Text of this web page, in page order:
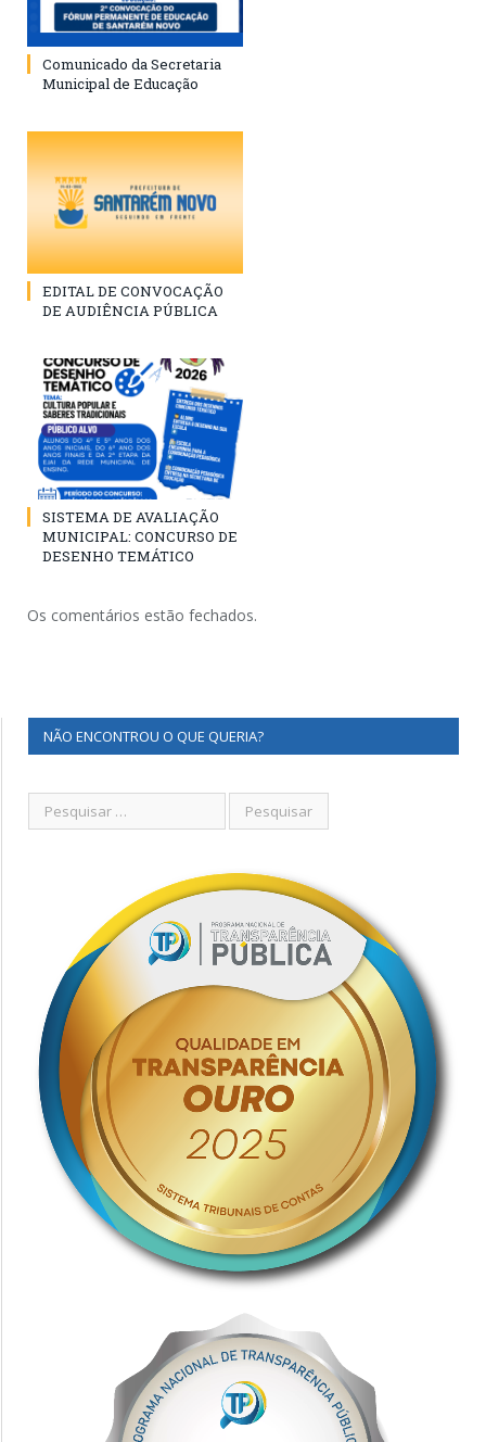
Comunicado da Secretaria
Municipal de Educação
EDITAL DE CONVOCAÇÃO
DE AUDIÊNCIA PÚBLICA
SISTEMA DE AVALIAÇÃO
MUNICIPAL: CONCURSO DE
DESENHO TEMÁTICO
Os comentários estão fechados.
NÃO ENCONTROU O QUE QUERIA?